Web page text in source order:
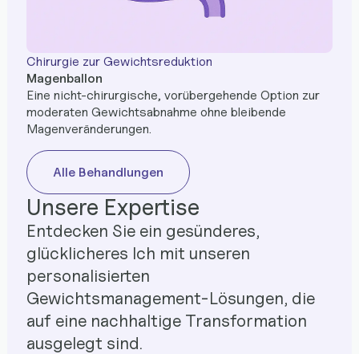
Unsere Expertise
Entdecken Sie ein gesünderes,
glücklicheres Ich mit unseren
personalisierten
Gewichtsmanagement-Lösungen, die
auf eine nachhaltige Transformation
ausgelegt sind.
Chirurgie zur Gewichtsreduktion
Magenballon
Eine nicht-chirurgische, vorübergehende Option zur
moderaten Gewichtsabnahme ohne bleibende
Magenveränderungen.
Alle Behandlungen